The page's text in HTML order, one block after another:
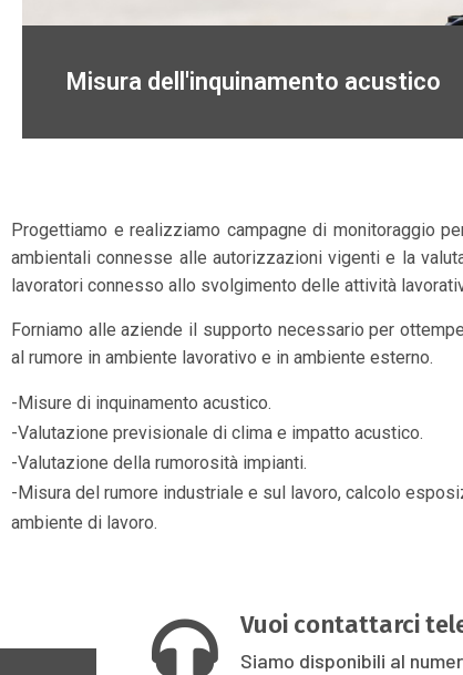
Misura dell'inquinamento acustico
Progettiamo e realizziamo campagne di monitoraggio
ambientali connesse alle autorizzazioni vigenti e la
lavoratori connesso allo svolgimento delle attività
Forniamo alle aziende il supporto necessario per
al rumore in ambiente lavorativo e in ambiente esterno.
-Misure di inquinamento acustico.
-Valutazione previsionale di clima e impatto acustico.
-Valutazione della rumorosità impianti.
-Misura del rumore industriale e sul lavoro, calcolo
ambiente di lavoro.
Vuoi contattarci
Siamo disponibili al